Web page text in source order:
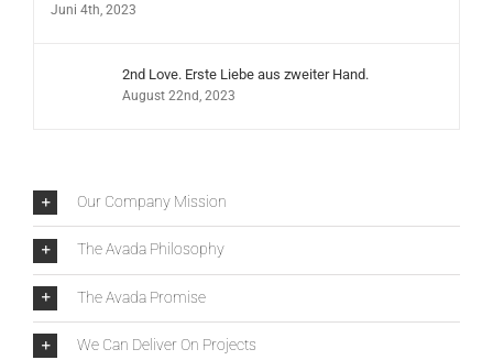
Juni 4th, 2023
2nd Love. Erste Liebe aus zweiter Hand.
August 22nd, 2023
Our Company Mission
The Avada Philosophy
The Avada Promise
We Can Deliver On Projects